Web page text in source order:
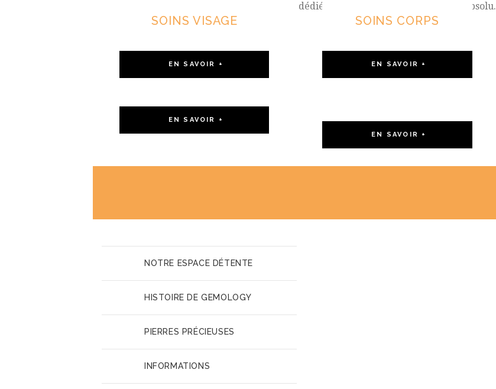
dédié à la détente et au raffinement absolu.
SOINS VISAGE
EN SAVOIR +
SOINS CORPS
EN SAVOIR +
SOINS ENFANTS
EN SAVOIR +
SOINS
EN SAVOIR +
NOTRE ESPACE DÉTENTE
HISTOIRE DE GEMOLOGY
PIERRES PRÉCIEUSES
INFORMATIONS